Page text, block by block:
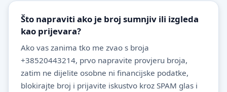
Što napraviti ako je broj sumnjiv ili izgleda
kao prijevara?
Ako vas zanima tko me zvao s broja
+38520443214, prvo napravite provjeru broja,
zatim ne dijelite osobne ni financijske podatke,
blokirajte broj i prijavite iskustvo kroz SPAM glas i